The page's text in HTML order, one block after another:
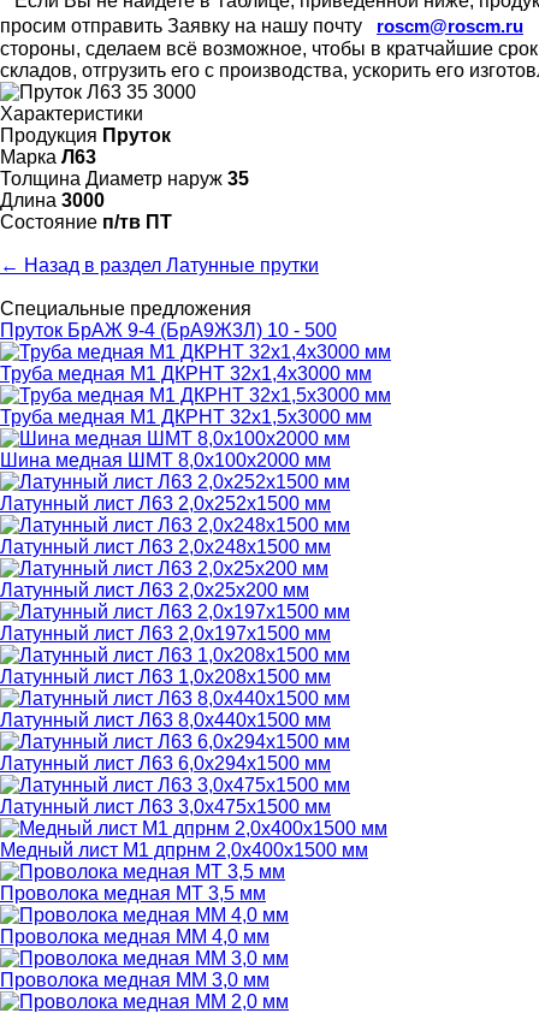
просим отправить Заявку на нашу почту
roscm@roscm.ru
стороны, сделаем всё возможное, чтобы в кратчайшие
складов, отгрузить его с производства, ускорить его
Характеристики
Продукция Пруток
Марка Л63
Толщина Диаметр наруж 35
Длина 3000
Состояние п/тв ПТ
← Назад в раздел Латунные прутки
Специальные предложения
Пруток БрАЖ 9-4 (БрА9Ж3Л) 10 - 500
Труба медная М1 ДКРНТ 32х1,4х3000 мм
Труба медная М1 ДКРНТ 32х1,5х3000 мм
Шина медная ШМТ 8,0х100х2000 мм
Латунный лист Л63 2,0х252х1500 мм
Латунный лист Л63 2,0х248х1500 мм
Латунный лист Л63 2,0х25х200 мм
Латунный лист Л63 2,0х197х1500 мм
Латунный лист Л63 1,0х208х1500 мм
Латунный лист Л63 8,0х440х1500 мм
Латунный лист Л63 6,0х294х1500 мм
Латунный лист Л63 3,0х475х1500 мм
Медный лист М1 дпрнм 2,0х400х1500 мм
Проволока медная МТ 3,5 мм
Проволока медная ММ 4,0 мм
Проволока медная ММ 3,0 мм